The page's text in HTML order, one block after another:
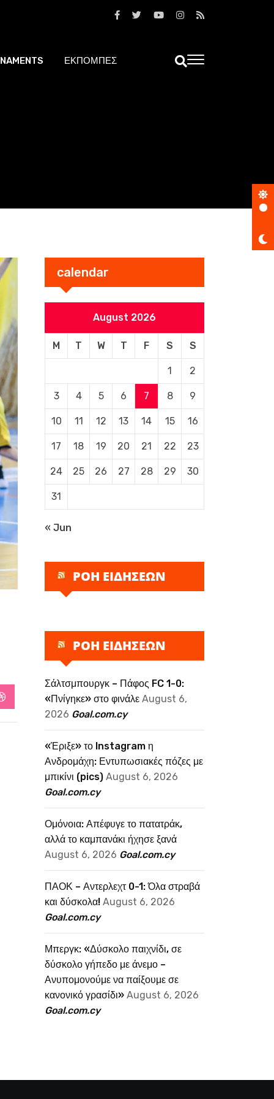
ΕΚΠΟΜΠΕΣ
StumbleUpon
calendar
August 2026
M T W T F S S
1 2
3 4 5 6 7 8 9
10 11 12 13 14 15 16
17 18 19 20 21 22 23
24 25 26 27 28 29 30
31
« Jun
ΡΟΗ ΕΙΔΗΣΕΩΝ
ΡΟΗ ΕΙΔΗΣΕΩΝ
Σάλτσμπουργκ – Πάφος FC 1-0:
«Πνίγηκε» στο φινάλε August 6,
2026 Goal.com.cy
«Έριξε» το Instagram η
Ανδρομάχη: Εντυπωσιακές πόζες με
μπικίνι (pics) August 6, 2026
Goal.com.cy
Ομόνοια: Απέφυγε το πατατράκ,
αλλά το καμπανάκι ήχησε ξανά
August 6, 2026 Goal.com.cy
ΠΑΟΚ – Αντερλεχτ 0-1: Όλα στραβά
και δύσκολα! August 6, 2026
Goal.com.cy
Μπεργκ: «Δύσκολο παιχνίδι, σε
δύσκολο γήπεδο με άνεμο –
Ανυπομονούμε να παίξουμε σε
κανονικό γρασίδι» August 6, 2026
Goal.com.cy